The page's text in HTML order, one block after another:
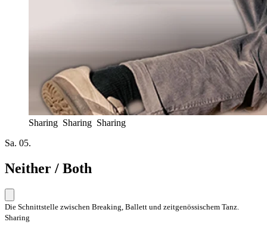
Sharing Sharing Sharing
Sa. 05.
Neither / Both
Die Schnittstelle zwischen Breaking, Ballett und zeitgenössischem Tanz.
Sharing